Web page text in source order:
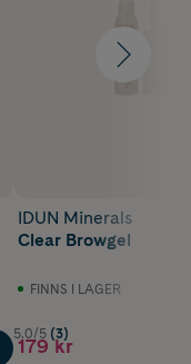
IDUN Minerals
Clear Browgel
FINNS I LAGER
5.0/5 (3)
179 kr